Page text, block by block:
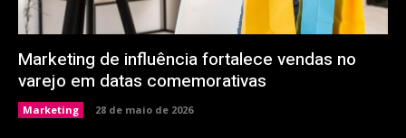
Marketing de influência fortalece vendas no
varejo em datas comemorativas
Marketing 28 de maio de 2026